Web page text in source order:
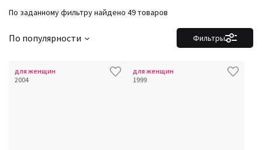
По заданному фильтру найдено 49 товаров
Фильтры
По популярности
для женщин
2004
для женщин
1999